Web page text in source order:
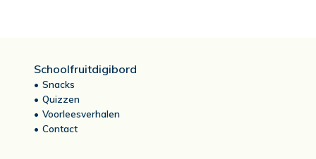
Schoolfruitdigibord
Snacks
Quizzen
Voorleesverhalen
Contact